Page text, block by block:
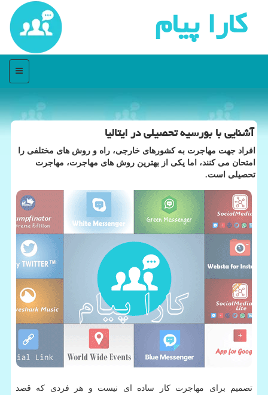
كارا پیام
منو
آشنایی با بورسیه تحصیلی در ایتالیا
افراد جهت مهاجرت به كشورهای خارجی، راه و روش های مختلفی را
امتحان می كنند، اما یكی از بهترین روش های مهاجرت، مهاجرت
تحصیلی است.
تصمیم برای مهاجرت کار ساده ای نیست و هر فردی که قصد